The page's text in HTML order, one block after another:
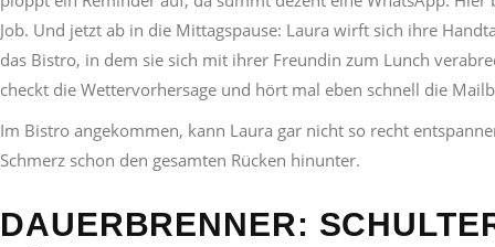
Job. Und jetzt ab in die Mittagspause: Laura wirft sich ihre
das Bistro, in dem sie sich mit ihrer Freundin zum Lunch
checkt die Wettervorhersage und hört mal eben schnell die
Im Bistro angekommen, kann Laura gar nicht so recht
Schmerz schon den gesamten Rücken hinunter.
DAUERBRENNER: